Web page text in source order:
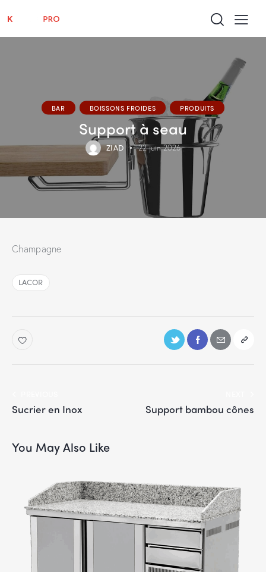
BAR BOISSONS FROIDES PRODUITS
Support à seau
ZIAD 22 juin 2026
Champagne
LACOR
Sucrier en Inox Support bambou cônes
You May Also Like